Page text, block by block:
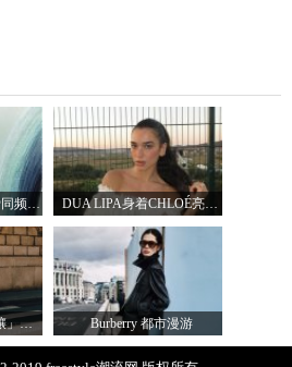
Balance is Love“珍”爱同频 耀启七夕 TASA
LONGCHAMP「珑骧」全新LE CADENCE 系列 奏响法 Burberry 都市漫游